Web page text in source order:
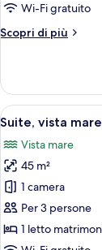
(Cassiopeia)
Wi-Fi gratuito
Scopri di più
Altri
doppia,
vista
mare
Apri
tutte
le
foto
per
Suite,
vista
mare
9
Suite, vista
Vista mare
45 m²
1 camera
Per 3 persone
1 letto